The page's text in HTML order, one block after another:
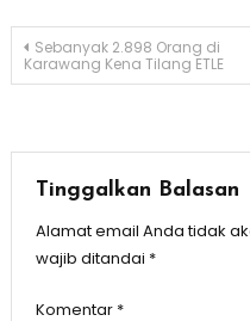
Navigasi
pos
Sebanyak 2.898 Orang di
Karawang Kena Tilang ETLE
Tinggalkan Balasan
Alamat email Anda tidak
wajib ditandai *
Komentar *